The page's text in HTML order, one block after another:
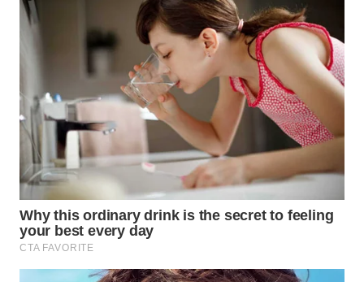
DAIRI
TOBA
WN
NIAS
WN
LANGKAT